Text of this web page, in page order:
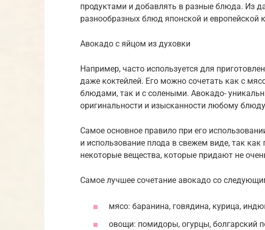
продуктами и добавлять в разные блюда. Из
разнообразных блюд японской и европейской
Авокадо с яйцом из духовки
Например, часто используется для
даже коктейлей. Его можно сочетать как с
блюдами, так и с солеными. Авокадо-
оригинальности и изысканности любому
Самое основное правило при его
и использование плода в свежем виде, так
некоторые вещества, которые придают не
Самое лучшее сочетание авокадо со
мясо: баранина, говядина, курица,
овощи: помидоры, огурцы, болгарский